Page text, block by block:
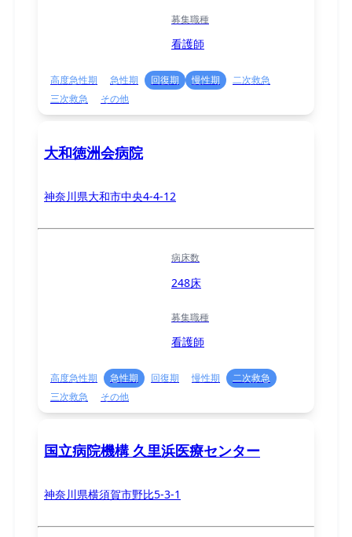
募集職種
看護師
高度急性期 急性期 回復期 慢性期
二次救急
三次救急
その他
大和徳洲会病院
神奈川県大和市中央4-4-12
病床数
248床
募集職種
看護師
高度急性期 急性期 回復期 慢性期
二次救急
三次救急
その他
国立病院機構 久里浜医療センター
神奈川県横須賀市野比5-3-1